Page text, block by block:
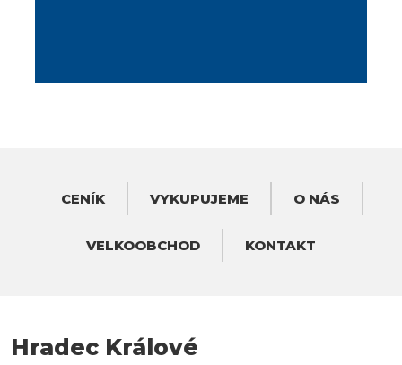
CENÍK VYKUPUJEME O NÁS
VELKOOBCHOD KONTAKT
Hradec Králové